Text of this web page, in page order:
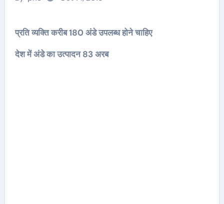
प्रति व्यक्ति करीब 180 अंडे उपलब्ध होने चाहिए
देश में अंडे का उत्पादन 83 अरब